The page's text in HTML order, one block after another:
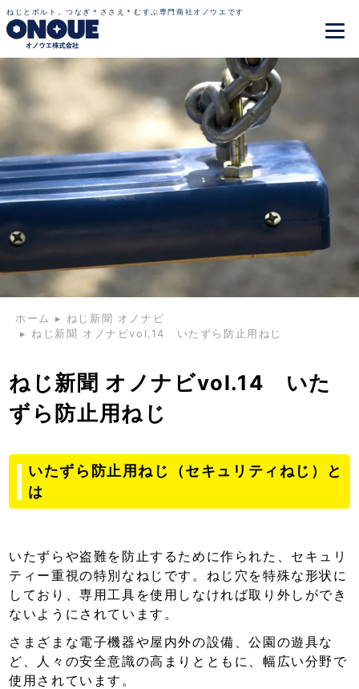
ねじとボルト。つなぎ＊ささえ＊むすぶ専門商社オノウエです
ホーム ▸ ねじ新聞 オノナビ
▸ ねじ新聞 オノナビvol.14 いたずら防止用ねじ
ねじ新聞 オノナビvol.14 いた
ずら防止用ねじ
いたずら防止用ねじ（セキュリティねじ）と
は
いたずらや盗難を防止するために作られた、セキュリ
ティー重視の特別なねじです。ねじ穴を特殊な形状に
しており、専用工具を使用しなければ取り外しができ
ないようにされています。
さまざまな電子機器や屋内外の設備、公園の遊具な
ど、人々の安全意識の高まりとともに、幅広い分野で
使用されています。